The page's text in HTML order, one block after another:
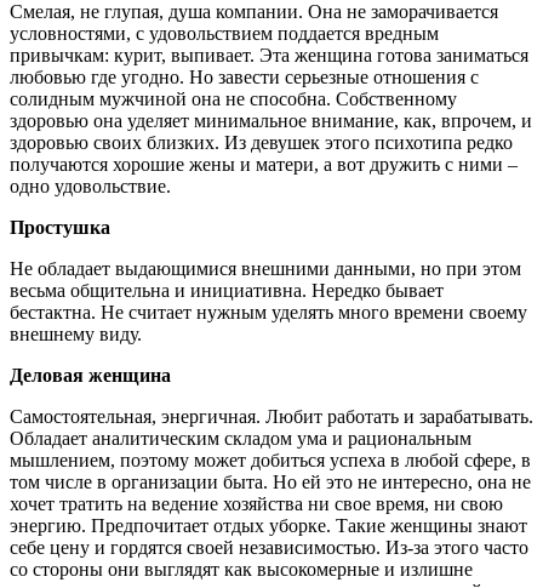
Смелая, не глупая, душа компании. Она не заморачивается
условностями, с удовольствием поддается вредным
привычкам: курит, выпивает. Эта женщина готова заниматься
любовью где угодно. Но завести серьезные отношения с
солидным мужчиной она не способна. Собственному
здоровью она уделяет минимальное внимание, как, впрочем, и
здоровью своих близких. Из девушек этого психотипа редко
получаются хорошие жены и матери, а вот дружить с ними –
одно удовольствие.
Простушка
Не обладает выдающимися внешними данными, но при этом
весьма общительна и инициативна. Нередко бывает
бестактна. Не считает нужным уделять много времени своему
внешнему виду.
Деловая женщина
Самостоятельная, энергичная. Любит работать и зарабатывать.
Обладает аналитическим складом ума и рациональным
мышлением, поэтому может добиться успеха в любой сфере, в
том числе в организации быта. Но ей это не интересно, она не
хочет тратить на ведение хозяйства ни свое время, ни свою
энергию. Предпочитает отдых уборке. Такие женщины знают
себе цену и гордятся своей независимостью. Из-за этого часто
со стороны они выглядят как высокомерные и излишне